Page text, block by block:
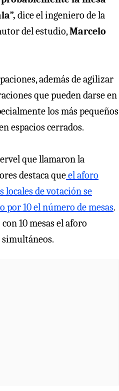
dice el ingeniero de la
del estudio,Marcelo
además de agilizar
que pueden darse en
los más pequeños
espacios cerrados.
que llamaron la
destaca queel aforo
locales de votación se
10 el número de mesas.
10 mesas el aforo